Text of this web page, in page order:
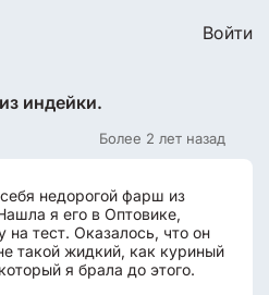
Войти
индейки.
Более 2 лет назад
недорогой фарш из
я его в Оптовике,
на тест. Оказалось, что он
такой жидкий, как куриный
я брала до этого.